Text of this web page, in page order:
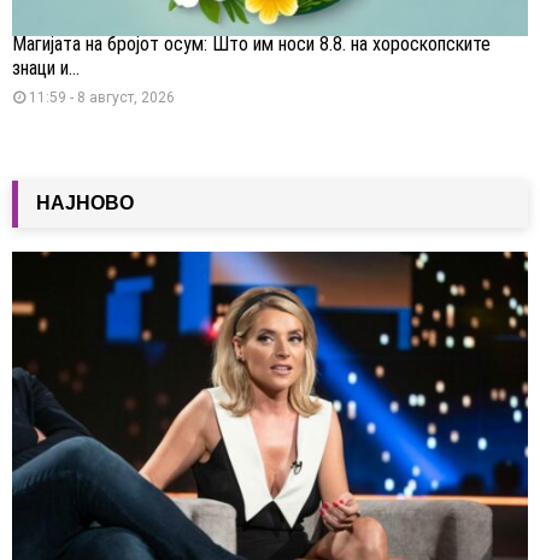
Магијата на бројот осум: Што им носи 8.8. на хороскопските
знаци и...
11:59 - 8 август, 2026
НАЈНОВО